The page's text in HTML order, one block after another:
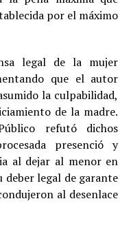
por el máximo
legal de la mujer
que el autor
la culpabilidad,
de la madre.
refutó dichos
presenció y
al dejar al menor en
deber legal de garante
al desenlace